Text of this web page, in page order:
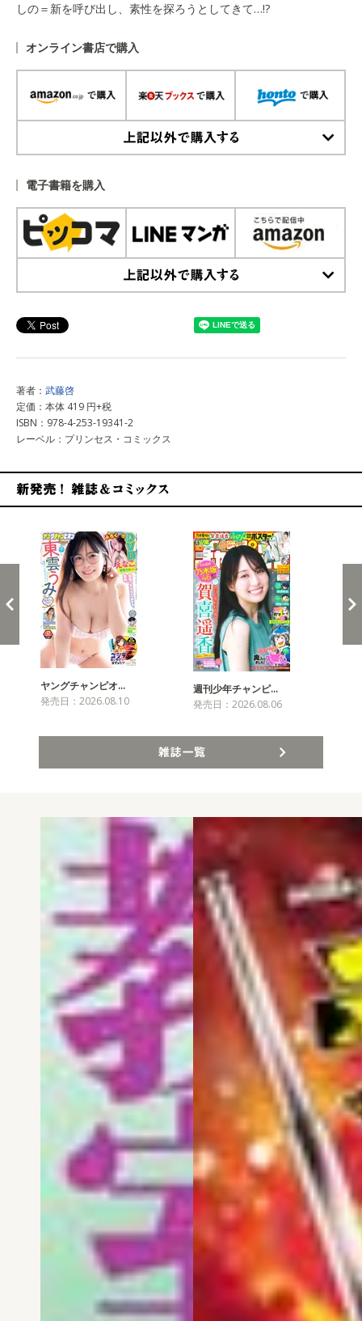
しの＝新を呼び出し、素性を探ろうとしてきて…!?
オンライン書店で購入
電子書籍を購入
著者： 武藤啓
定価：本体 419 円+税
ISBN：978-4-253-19341-2
レーベル：プリンセス・コミックス
ヤングチャンピオ…
発売日：2026.08.10
週刊少年チャンピ…
発売日：2026.08.06